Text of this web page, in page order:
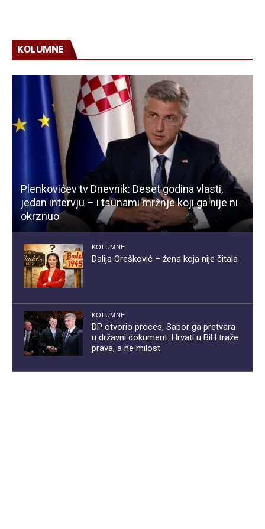
KOLUMNE
Plenkovićev tv Dnevnik: Deset godina vlasti,
jedan intervju – i tsunami mržnje koji ga nije ni
okrznuo
KOLUMNE
Dalija Orešković – žena koja nije čitala
KOLUMNE
DP otvorio proces, Sabor ga pretvara
u državni dokument: Hrvati u BiH traže
prava, a ne milost